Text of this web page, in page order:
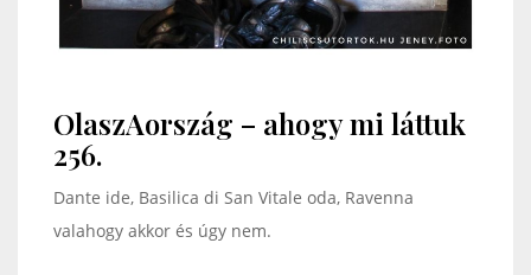
OlaszAország – ahogy mi láttuk
256.
Dante ide, Basilica di San Vitale oda, Ravenna
valahogy akkor és úgy nem.